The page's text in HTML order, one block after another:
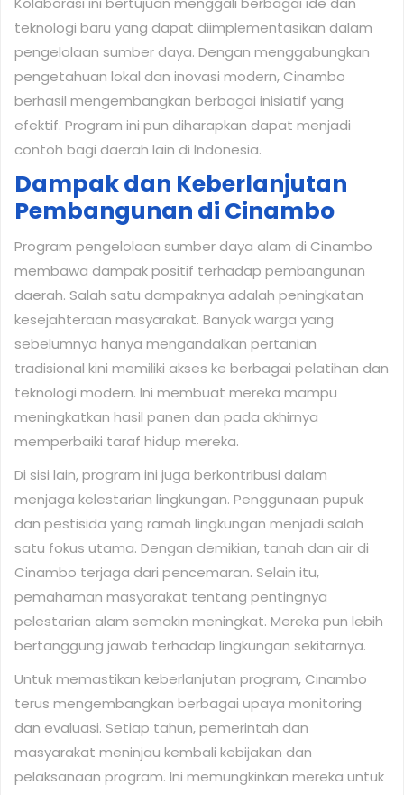
teknologi baru yang dapat diimplementasikan dalam
pengelolaan sumber daya. Dengan menggabungkan
pengetahuan lokal dan inovasi modern, Cinambo
berhasil mengembangkan berbagai inisiatif yang
efektif. Program ini pun diharapkan dapat menjadi
contoh bagi daerah lain di Indonesia.
Dampak dan Keberlanjutan
Pembangunan di Cinambo
Program pengelolaan sumber daya alam di Cinambo
membawa dampak positif terhadap pembangunan
daerah. Salah satu dampaknya adalah peningkatan
kesejahteraan masyarakat. Banyak warga yang
sebelumnya hanya mengandalkan pertanian
tradisional kini memiliki akses ke berbagai pelatihan dan
teknologi modern. Ini membuat mereka mampu
meningkatkan hasil panen dan pada akhirnya
memperbaiki taraf hidup mereka.
Di sisi lain, program ini juga berkontribusi dalam
menjaga kelestarian lingkungan. Penggunaan pupuk
dan pestisida yang ramah lingkungan menjadi salah
satu fokus utama. Dengan demikian, tanah dan air di
Cinambo terjaga dari pencemaran. Selain itu,
pemahaman masyarakat tentang pentingnya
pelestarian alam semakin meningkat. Mereka pun lebih
bertanggung jawab terhadap lingkungan sekitarnya.
Untuk memastikan keberlanjutan program, Cinambo
terus mengembangkan berbagai upaya monitoring
dan evaluasi. Setiap tahun, pemerintah dan
masyarakat meninjau kembali kebijakan dan
pelaksanaan program. Ini memungkinkan mereka untuk